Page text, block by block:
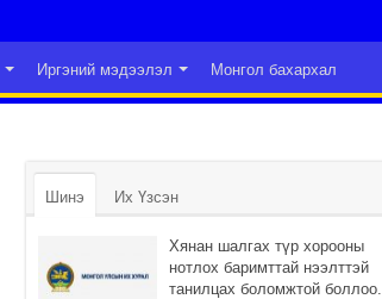
Иргэний мэдээлэл Монгол бахархал
Шинэ Их Үзсэн
Хянан шалгах түр хорооны
нотлох баримттай нээлттэй
танилцах боломжтой боллоо.